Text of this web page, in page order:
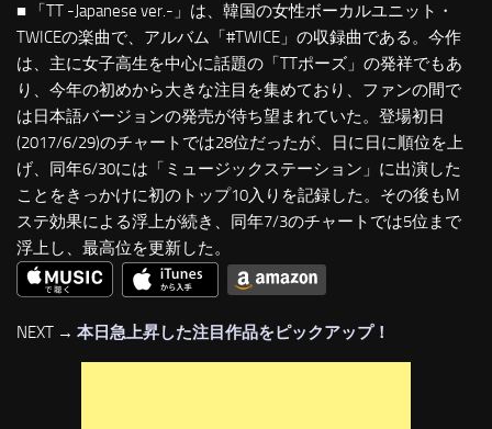
■ 「TT -Japanese ver.-」は、韓国の女性ボーカルユニット・
TWICEの楽曲で、アルバム「#TWICE」の収録曲である。今作
は、主に女子高生を中心に話題の「TTポーズ」の発祥でもあ
り、今年の初めから大きな注目を集めており、ファンの間で
は日本語バージョンの発売が待ち望まれていた。登場初日
(2017/6/29)のチャートでは28位だったが、日に日に順位を上
げ、同年6/30には「ミュージックステーション」に出演した
ことをきっかけに初のトップ10入りを記録した。その後もM
ステ効果による浮上が続き、同年7/3のチャートでは5位まで
浮上し、最高位を更新した。
NEXT → 本日急上昇した注目作品をピックアップ！